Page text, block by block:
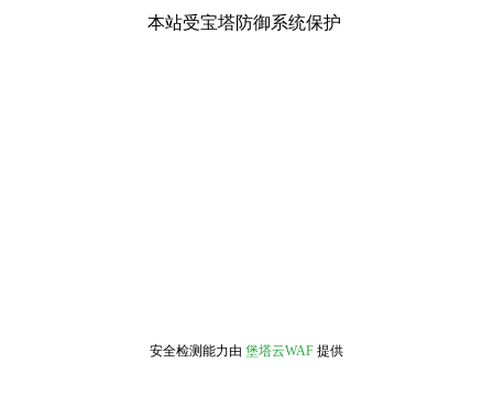
本站受宝塔防御系统保护
安全检测能力由 堡塔云WAF 提供